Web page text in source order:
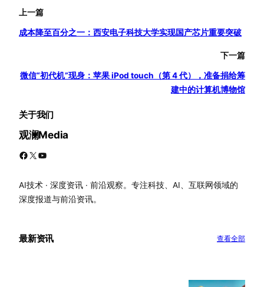
上一篇
成本降至百分之一：西安电子科技大学实现国产芯片重要突破
下一篇
微信“初代机”现身：苹果 iPod touch（第 4 代），准备捐给筹
建中的计算机博物馆
关于我们
观澜Media
Facebook X YouTube
AI技术 · 深度资讯 · 前沿观察。专注科技、AI、互联网领域的
深度报道与前沿资讯。
最新资讯 查看全部